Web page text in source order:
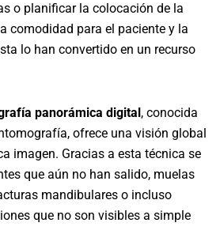
o planificar la colocación de la
comodidad para el paciente y la
lo han convertido en un recurso
panorámica digital , conocida
ofrece una visión global
imagen. Gracias a esta técnica se
que aún no han salido, muelas
mandibulares o incluso
que no son visibles a simple